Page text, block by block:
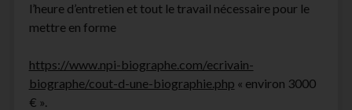
l’heure d’entretien et tout le travail nécessaire pour le
mettre en forme
https://www.npi-biographe.com/ecrivain-
biographe/cout-d-une-biographie.php « environ 3000
€ ».